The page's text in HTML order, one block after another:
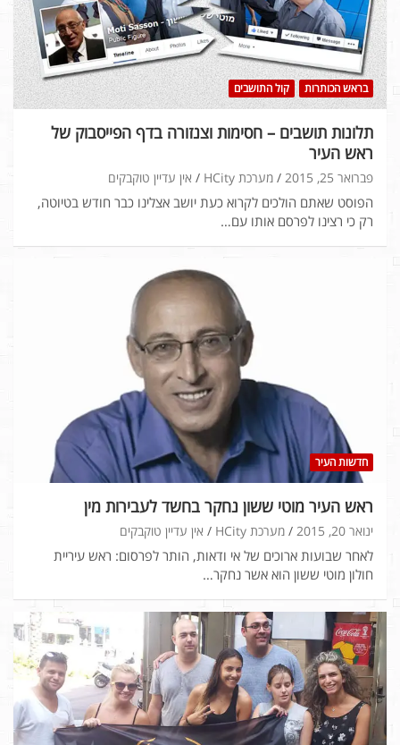
בראש הכותרות קול התושבים
תלונות תושבים – חסימות וצנזורה בדף הפייסבוק של
ראש העיר
פברואר 25, 2015 מערכת HCity אין עדיין טוקבקים
הפוסט שאתם הולכים לקרוא כעת יושב אצלינו כבר חודש בטיוטה,
רק כי רצינו לפרסם אותו עם…
חדשות העיר
ראש העיר מוטי ששון נחקר בחשד לעבירות מין
ינואר 20, 2015 מערכת HCity אין עדיין טוקבקים
לאחר שבועות ארוכים של אי ודאות, הותר לפרסום: ראש עיריית
חולון מוטי ששון הוא אשר נחקר…